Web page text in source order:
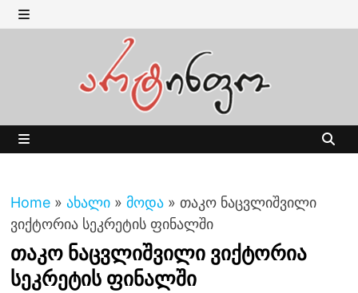
Skip
to MENU
Home » ახალი » მოდა » თაკო ნაცვლიშვილი
ვიქტორია სეკრეტის ფინალში
თაკო ნაცვლიშვილი ვიქტორია
სეკრეტის ფინალში